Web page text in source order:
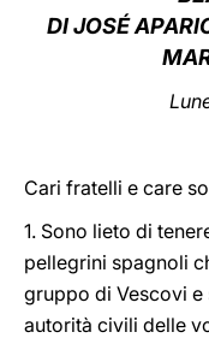
DI JOSÉ
Cari fratelli e care
1. Sono lieto di
pellegrini spagnoli
gruppo di Vescovi
autorità civili delle